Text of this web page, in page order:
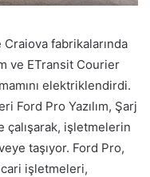
Craiova fabrikalarında
ve ETransit Courier
elektriklendirdi.
Ford Pro Yazılım, Şarj
işletmelerin
taşıyor. Ford Pro,
işletmeleri,